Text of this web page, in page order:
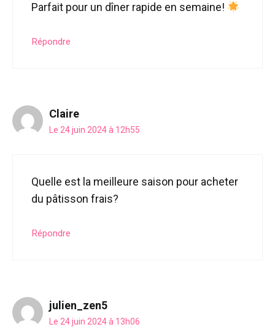
Parfait pour un dîner rapide en semaine!
Répondre
Claire
Le 24 juin 2024 à 12h55
Quelle est la meilleure saison pour acheter
du pâtisson frais?
Répondre
julien_zen5
Le 24 juin 2024 à 13h06